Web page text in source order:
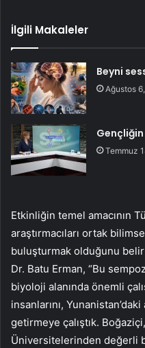
İlgili Makaleler
Beyni
Ağustos
Gençliğin
Temmuz
Etkinliğin temel amacının
araştırmacıları ortak
buluşturmak olduğunu
Dr. Batu Erman, “Bu
biyoloji alanında önemli
insanlarını,
getirmeye çalıştık.
Üniversitelerinden değerli